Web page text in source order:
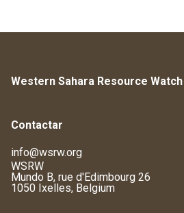
Western Sahara Resource Watch
Contactar
info@wsrw.org
WSRW
Mundo B, rue d'Edimbourg 26
1050 Ixelles, Belgium